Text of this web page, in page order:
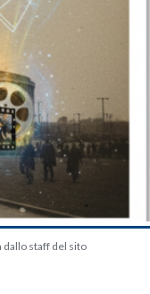
staff del sito